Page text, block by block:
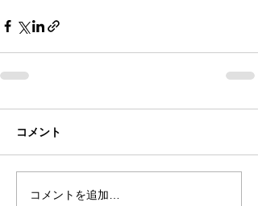
コメント
コメントを追加…